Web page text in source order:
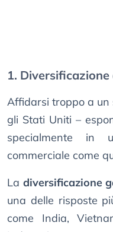
1.
Affidarsi troppo a un
gli Stati Uniti –
specialmente in
commerciale come
La diversificazione
una delle risposte
come India,